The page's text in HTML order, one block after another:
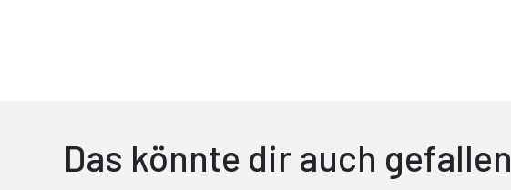
Das könnte dir auch gefallen